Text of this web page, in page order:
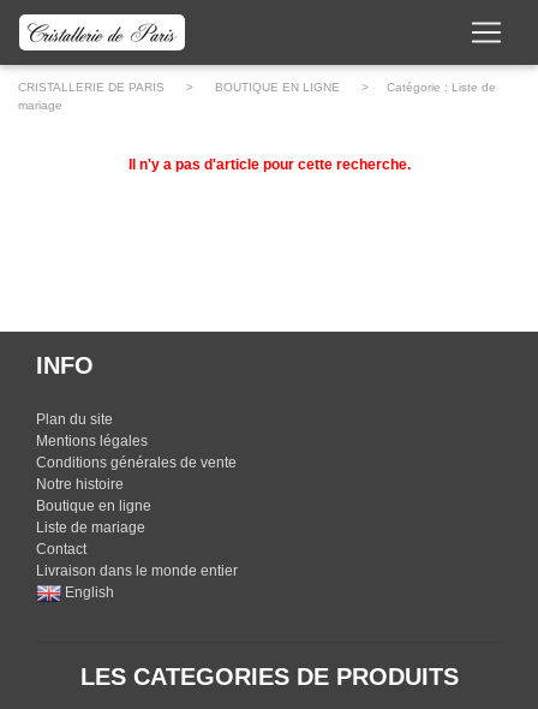
CRISTALLERIE DE PARIS > BOUTIQUE EN LIGNE > Catégorie : Liste de
mariage
Il n'y a pas d'article pour cette recherche.
INFO
Plan du site
Mentions légales
Conditions générales de vente
Notre histoire
Boutique en ligne
Liste de mariage
Contact
Livraison dans le monde entier
English
LES CATEGORIES DE PRODUITS